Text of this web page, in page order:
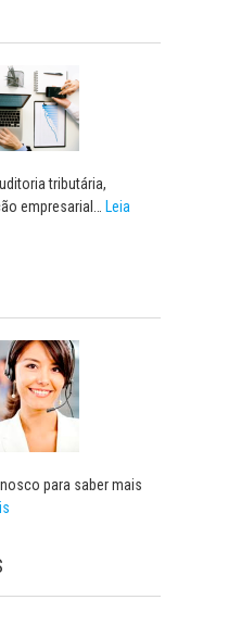
tributária,
empresarial… Leia
para saber mais